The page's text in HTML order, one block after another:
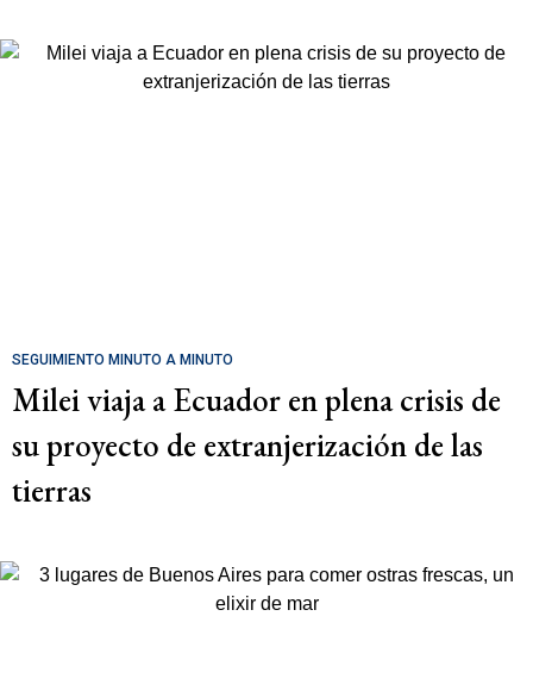
SEGUIMIENTO MINUTO A MINUTO
Milei viaja a Ecuador en plena crisis de
su proyecto de extranjerización de las
tierras